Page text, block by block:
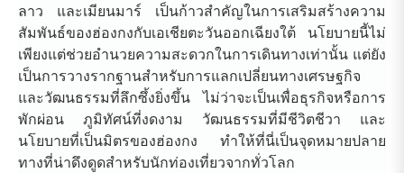
ลาว และเมียนมาร์ เป็นก้าวสำคัญในการเสริมสร้างความ
สัมพันธ์ของฮ่องกงกับเอเชียตะวันออกเฉียงใต้ นโยบายนี้ไม่
เพียงแต่ช่วยอำนวยความสะดวกในการเดินทางเท่านั้น แต่ยัง
เป็นการวางรากฐานสำหรับการแลกเปลี่ยนทางเศรษฐกิจ
และวัฒนธรรมที่ลึกซึ้งยิ่งขึ้น ไม่ว่าจะเป็นเพื่อธุรกิจหรือการ
พักผ่อน ภูมิทัศน์ที่งดงาม วัฒนธรรมที่มีชีวิตชีวา และ
นโยบายที่เป็นมิตรของฮ่องกง ทำให้ที่นี่เป็นจุดหมายปลาย
ทางที่น่าดึงดูดสำหรับนักท่องเที่ยวจากทั่วโลก